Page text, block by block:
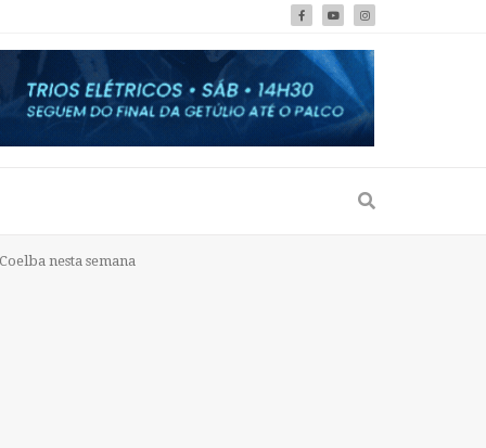
nesta semana